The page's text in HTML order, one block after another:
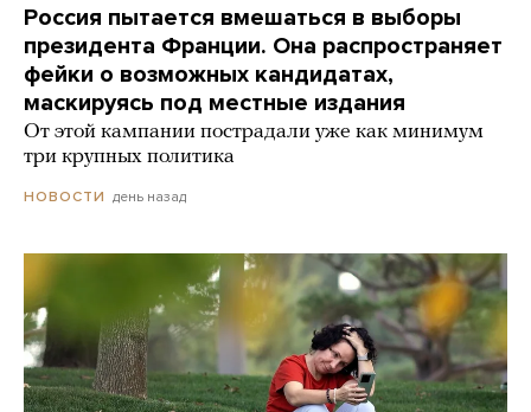
Россия пытается вмешаться в выборы
президента Франции. Она распространяет
фейки о возможных кандидатах,
маскируясь под местные издания
От этой кампании пострадали уже как минимум
три крупных политика
НОВОСТИ день назад